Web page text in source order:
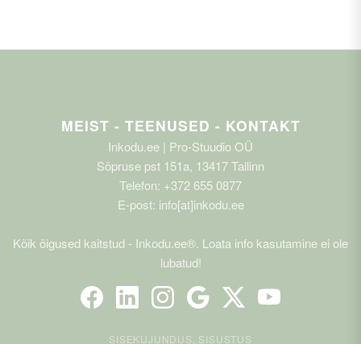
MEIST - TEENUSED - KONTAKT
Inkodu.ee | Pro-Stuudio OÜ
Sõpruse pst 151a, 13417 Tallinn
Telefon: +372 655 0877
E-post: info[at]inkodu.ee
Kõik õigused kaitstud - Inkodu.ee®. Loata info kasutamine ei ole
lubatud!
SISEKUJUNDUS, SISUSTUS